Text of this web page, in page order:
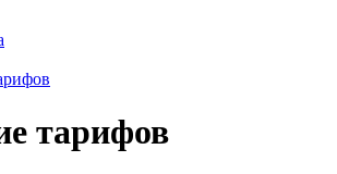
тарифов